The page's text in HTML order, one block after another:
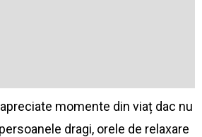
momente din viațӑ dacӑ nu
dragi, orele de relaxare